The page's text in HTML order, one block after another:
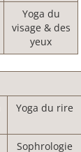
Yoga du
visage & des
yeux
Yoga du rire
Sophrologie